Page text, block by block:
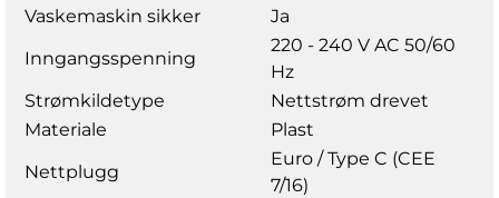
Vaskemaskin sikker
Ja
Inngangsspenning
220 - 240 V AC 50/60
Hz
Strømkildetype
Nettstrøm drevet
Materiale
Plast
Nettplugg
Euro / Type C (CEE
7/16)